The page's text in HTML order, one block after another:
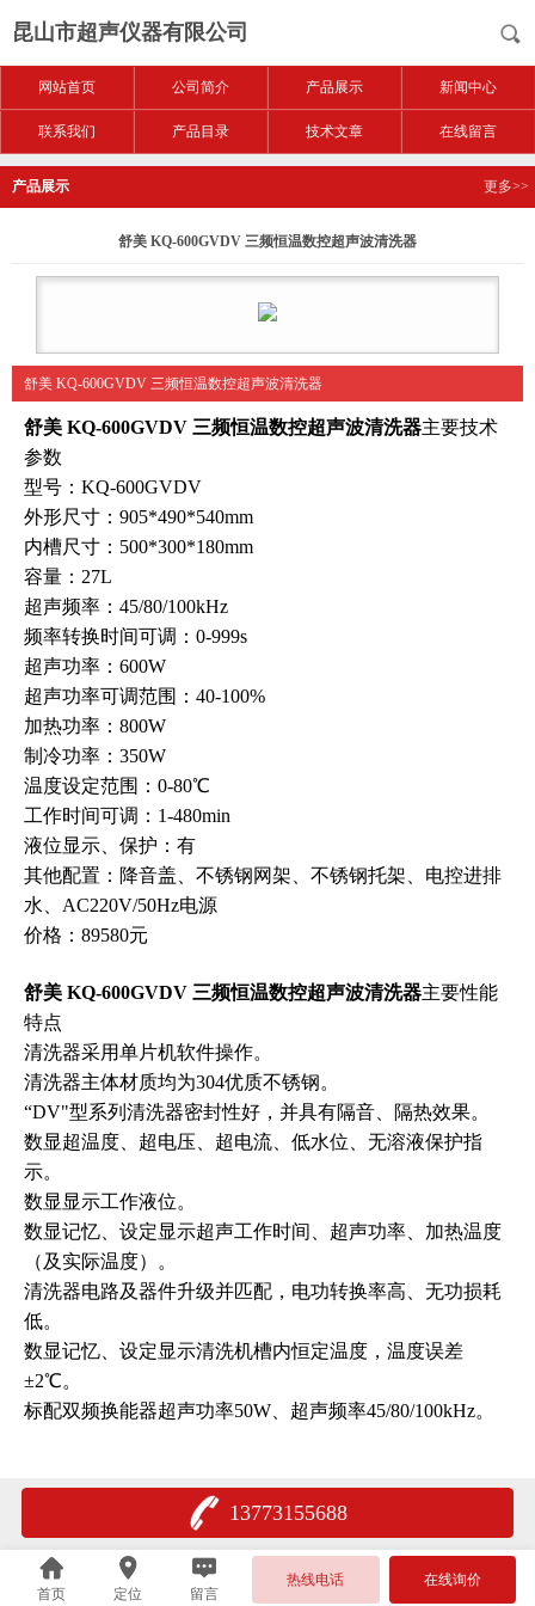
昆山市超声仪器有限公司
网站首页 公司简介 产品展示 新闻中心
联系我们 产品目录 技术文章 在线留言
产品展示 更多>>
舒美 KQ-600GVDV 三频恒温数控超声波清洗器
舒美 KQ-600GVDV 三频恒温数控超声波清洗器
舒美 KQ-600GVDV 三频恒温数控超声波清洗器主要技术
参数
型号：KQ-600GVDV
外形尺寸：905*490*540mm
内槽尺寸：500*300*180mm
容量：27L
超声频率：45/80/100kHz
频率转换时间可调：0-999s
超声功率：600W
超声功率可调范围：40-100%
加热功率：800W
制冷功率：350W
温度设定范围：0-80℃
工作时间可调：1-480min
液位显示、保护：有
其他配置：降音盖、不锈钢网架、不锈钢托架、电控进排
水、AC220V/50Hz电源
价格：89580元
舒美 KQ-600GVDV 三频恒温数控超声波清洗器主要性能
特点
清洗器采用单片机软件操作。
清洗器主体材质均为304优质不锈钢。
“DV"型系列清洗器密封性好，并具有隔音、隔热效果。
数显超温度、超电压、超电流、低水位、无溶液保护指
示。
数显显示工作液位。
数显记忆、设定显示超声工作时间、超声功率、加热温度
（及实际温度）。
清洗器电路及器件升级并匹配，电功转换率高、无功损耗
低。
数显记忆、设定显示清洗机槽内恒定温度，温度误差
±2℃。
标配双频换能器超声功率50W、超声频率45/80/100kHz。
13773155688
首页 定位 留言
热线电话 在线询价